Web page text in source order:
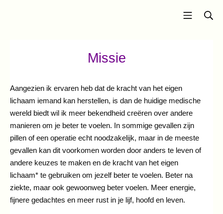
Mobiel
Missie
Aangezien ik ervaren heb dat de kracht van het eigen
lichaam iemand kan herstellen, is dan de huidige medische
wereld biedt wil ik meer bekendheid creëren over andere
manieren om je beter te voelen. In sommige gevallen zijn
pillen of een operatie echt noodzakelijk, maar in de meeste
gevallen kan dit voorkomen worden door anders te leven of
andere keuzes te maken en de kracht van het eigen
lichaam* te gebruiken om jezelf beter te voelen. Beter na
ziekte, maar ook gewoonweg beter voelen. Meer energie,
fijnere gedachtes en meer rust in je lijf, hoofd en leven.